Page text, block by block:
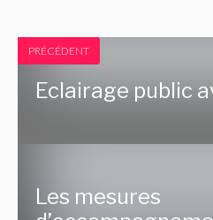
PRÉCÉDENT
Eclairage public
Les mesures